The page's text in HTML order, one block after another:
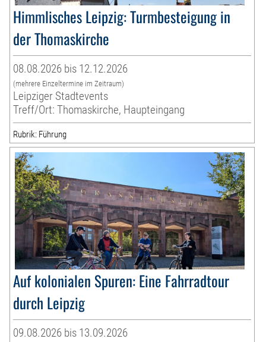
Himmlisches Leipzig: Turmbesteigung in
der Thomaskirche
08.08.2026 bis 12.12.2026
(mehrere Einzeltermine im Zeitraum)
Leipziger Stadtevents
Treff/Ort: Thomaskirche, Haupteingang
Rubrik: Führung
Auf kolonialen Spuren: Eine Fahrradtour
durch Leipzig
09.08.2026 bis 13.09.2026